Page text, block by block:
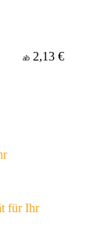
ab 2,13 €